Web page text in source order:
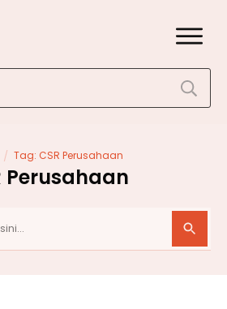
/ Tag: CSR Perusahaan
Perusahaan